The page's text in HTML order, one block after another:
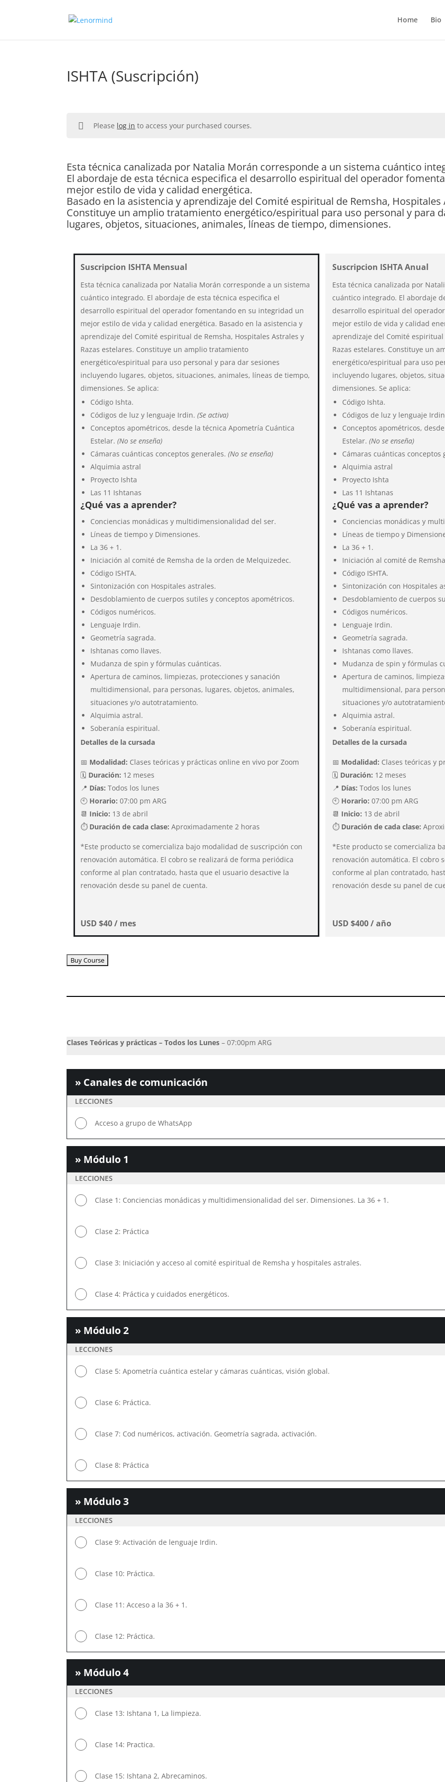
Home Bio
ISHTA (Suscripción)
Please log in to access your purchased courses.
Esta técnica canalizada por Natalia Morán corresponde a un sistema cuántico
El abordaje de esta técnica especifica el desarrollo espiritual del operador
mejor estilo de vida y calidad energética.
Basado en la asistencia y aprendizaje del Comité espiritual de Remsha, Hospitales
Constituye un amplio tratamiento energético/espiritual para uso personal y para
lugares, objetos, situaciones, animales, líneas de tiempo, dimensiones.
Suscripcion ISHTA Mensual
Esta técnica canalizada por Natalia Morán corresponde a un sistema
cuántico integrado. El abordaje de esta técnica especifica el
desarrollo espiritual del operador fomentando en su integridad un
mejor estilo de vida y calidad energética. Basado en la asistencia y
aprendizaje del Comité espiritual de Remsha, Hospitales Astrales y
Razas estelares. Constituye un amplio tratamiento
energético/espiritual para uso personal y para dar sesiones
incluyendo lugares, objetos, situaciones, animales, líneas de tiempo,
dimensiones. Se aplica:
Código Ishta.
Códigos de luz y lenguaje Irdin.(Se activa)
Conceptos apométricos, desde la técnica Apometría Cuántica
Estelar. (No se enseña)
Cámaras cuánticas conceptos generales.(No se enseña)
Alquimia astral
Proyecto Ishta
Las 11 Ishtanas
¿Qué vas a aprender?
Conciencias monádicas y multidimensionalidad del ser.
Líneas de tiempo y Dimensiones.
La 36 + 1.
Iniciación al comité de Remsha de la orden de Melquizedec.
Código ISHTA.
Sintonización con Hospitales astrales.
Desdoblamiento de cuerpos sutiles y conceptos apométricos.
Códigos numéricos.
Lenguaje Irdin.
Geometría sagrada.
Ishtanas como llaves.
Mudanza de spin y fórmulas cuánticas.
Apertura de caminos, limpiezas, protecciones y sanación
multidimensional, para personas, lugares, objetos, animales,
situaciones y/o autotratamiento.
Alquimia astral.
Soberanía espiritual.
Detalles de la cursada
📅 Modalidad: Clases teóricas y prácticas online en vivo por Zoom
🗓 Duración: 12 meses
📍 Días: Todos los lunes
🕙 Horario: 07:00 pm ARG
📆 Inicio: 13 de abril
⏱ Duración de cada clase: Aproximadamente 2 horas
*Este producto se comercializa bajo modalidad de suscripción con
renovación automática. El cobro se realizará de forma periódica
conforme al plan contratado, hasta que el usuario desactive la
renovación desde su panel de cuenta.
USD $40 / mes
Suscripcion ISHTA Anual
Esta técnica canalizada por
cuántico integrado. El abordaje
desarrollo espiritual del
mejor estilo de vida y calidad
aprendizaje del Comité
Razas estelares. Constituye un
energético/espiritual para uso
incluyendo lugares, objetos,
dimensiones. Se aplica:
Código Ishta.
Códigos de luz y lenguaje
Conceptos apométricos,
Estelar. (No se enseña)
Cámaras cuánticas
Alquimia astral
Proyecto Ishta
Las 11 Ishtanas
¿Qué vas a aprender?
Conciencias monádicas y
Líneas de tiempo y
La 36 + 1.
Iniciación al comité de
Código ISHTA.
Sintonización con Hospitales
Desdoblamiento de cuerpos
Códigos numéricos.
Lenguaje Irdin.
Geometría sagrada.
Ishtanas como llaves.
Mudanza de spin y fórmulas
Apertura de caminos,
multidimensional, para
situaciones y/o
Alquimia astral.
Soberanía espiritual.
Detalles de la cursada
📅 Modalidad: Clases teóricas y
🗓 Duración: 12 meses
📍 Días: Todos los lunes
🕙 Horario: 07:00 pm ARG
📆 Inicio: 13 de abril
⏱ Duración de cada clase:
*Este producto se comercializa
renovación automática. El cobro
conforme al plan contratado,
renovación desde su panel de
USD $400 / año
Buy Course
Clases Teóricas y prácticas – Todos los Lunes – 07:00pm ARG
» Canales de comunicación
LECCIONES
Acceso a grupo de WhatsApp
» Módulo 1
LECCIONES
Clase 1: Conciencias monádicas y multidimensionalidad del ser. Dimensiones. La 36 + 1.
Clase 2: Práctica
Clase 3: Iniciación y acceso al comité espiritual de Remsha y hospitales astrales.
Clase 4: Práctica y cuidados energéticos.
» Módulo 2
LECCIONES
Clase 5: Apometría cuántica estelar y cámaras cuánticas, visión global.
Clase 6: Práctica.
Clase 7: Cod numéricos, activación. Geometría sagrada, activación.
Clase 8: Práctica
» Módulo 3
LECCIONES
Clase 9: Activación de lenguaje Irdin.
Clase 10: Práctica.
Clase 11: Acceso a la 36 + 1.
Clase 12: Práctica.
» Módulo 4
LECCIONES
Clase 13: Ishtana 1, La limpieza.
Clase 14: Practica.
Clase 15: Ishtana 2, Abrecaminos.